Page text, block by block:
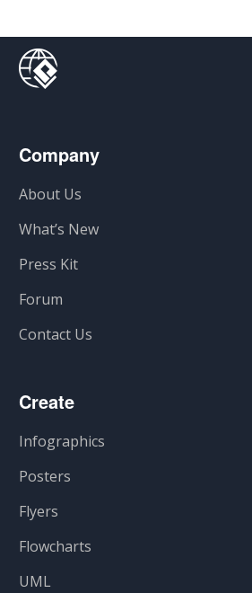
Company
About Us
What’s New
Press Kit
Forum
Contact Us
Create
Infographics
Posters
Flyers
Flowcharts
UML